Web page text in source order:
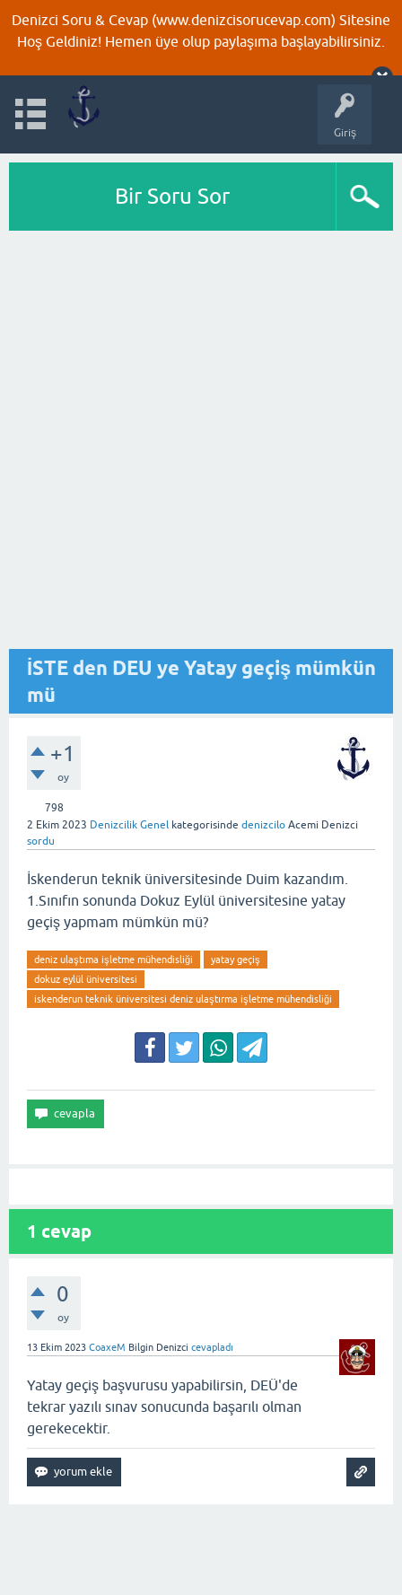
Denizci Soru & Cevap (www.denizcisorucevap.com) Sitesine
Hoş Geldiniz! Hemen üye olup paylaşıma başlayabilirsiniz.
Giriş
Bir Soru Sor
İSTE den DEU ye Yatay geçiş mümkün
mü
+1
oy
798
2 Ekim 2023 Denizcilik Genel kategorisinde denizcilo Acemi Denizci
sordu
İskenderun teknik üniversitesinde Duim kazandım.
1.Sınıfın sonunda Dokuz Eylül üniversitesine yatay
geçiş yapmam mümkün mü?
deniz ulaştıma işletme mühendisliği
yatay geçiş
dokuz eylül üniversitesi
iskenderun teknik üniversitesi deniz ulaştırma işletme mühendisliği
1 cevap
0
oy
13 Ekim 2023 CoaxeM Bilgin Denizci cevapladı
Yatay geçiş başvurusu yapabilirsin, DEÜ'de
tekrar yazılı sınav sonucunda başarılı olman
gerekecektir.